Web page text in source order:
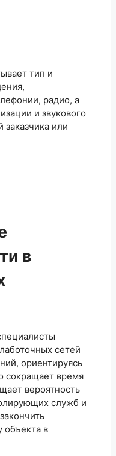
тип и
радио, а
и звукового
или
в
сетей
ориентируясь
сокращает время
вероятность
служб и
объекта в